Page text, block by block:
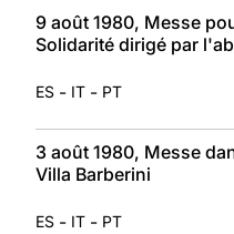
9 août 1980, Messe
Solidarité dirigé par
ES - IT - PT
3 août 1980, Messe
Villa Barberini
ES - IT - PT